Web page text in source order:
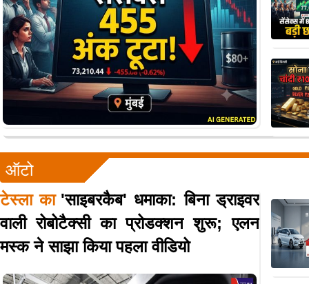
ऑटो
टेस्ला का 'साइबरकैब' धमाका: बिना ड्राइवर
वाली रोबोटैक्सी का प्रोडक्शन शुरू; एलन
मस्क ने साझा किया पहला वीडियो